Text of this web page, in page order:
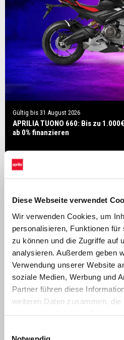
Diese Webseite verwendet
Wir verwenden Cookies, um
personalisieren, Funktionen für
zu können und die Zugriffe auf
analysieren. Außerdem geben
Verwendung unserer Website
soziale Medien, Werbung und
Partner führen diese
weiteren Daten zusammen,
Gültig bis 31 August 2026
APRILIA TUONO 660: Bis zu
ab 0% finanzieren